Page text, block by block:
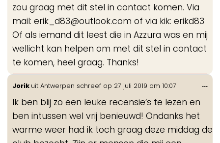
zou graag met dit stel in contact komen. Via
mail: erik_d83@outlook.com of via kik: erikd83
Of als iemand dit leest die in Azzura was en mij
wellicht kan helpen om met dit stel in contact
te komen, heel graag. Thanks!
Jorik uit Antwerpen schreef op 27 juli 2019 om 10:07
Ik ben blij zo een leuke recensie’s te lezen en
ben intussen wel vrij benieuwd! Ondanks het
warme weer had ik toch graag deze middag de
...